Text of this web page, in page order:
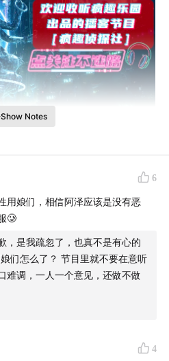
边水往事”！
爷，中国曾经的罪恶之城。
，警方他手上缴获的武器，全
平远悍匪马慈林，持轻机枪单
Show Notes
6
用娘们，相信阿泽应该是没有恶
🥲
，是我疏忽了，也真不是有心的
们怎么了？ 节目里就不要在意听
难调，一人一个意见，还做不做
4